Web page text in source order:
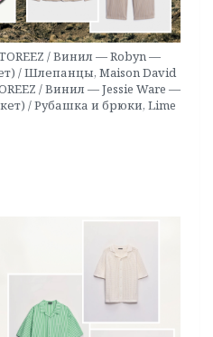
/ Винил — Robyn —
/ Шлепанцы, Maison David
/ Винил — Jessie Ware —
/ Рубашка и брюки, Lime